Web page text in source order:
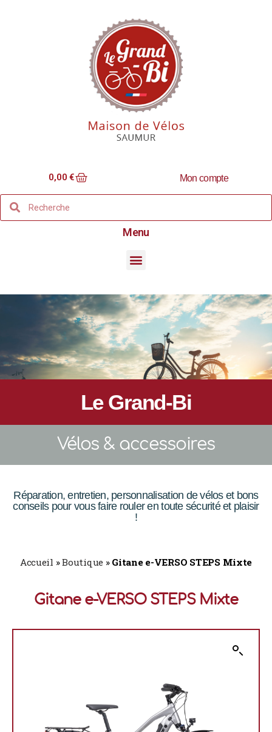
0,00€ Mon compte
Menu
Le Grand-Bi
Vélos & accessoires
Réparation, entretien, personnalisation de vélos et bons
conseils pour vous faire rouler en toute sécurité et plaisir
!
Accueil »Boutique» Gitane e-VERSO STEPS Mixte
Gitane e-VERSO STEPS Mixte